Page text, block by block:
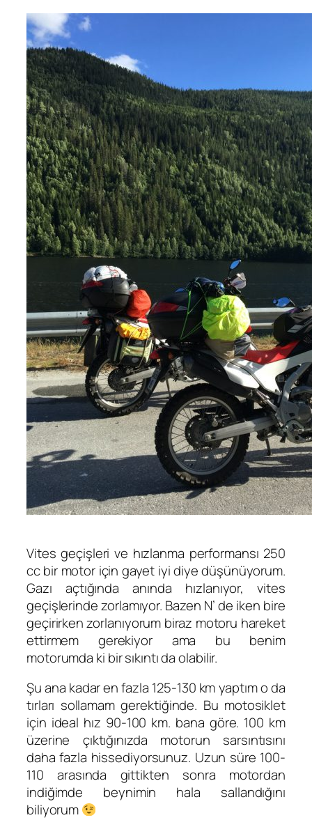
Vites geçişleri ve hızlanma performansı 250
cc bir motor için gayet iyi diye düşünüyorum.
Gazı açtığında anında hızlanıyor, vites
geçişlerinde zorlamıyor. Bazen N’ de iken bire
geçirirken zorlanıyorum biraz motoru hareket
ettirmem gerekiyor ama bu benim
motorumda ki bir sıkıntı da olabilir.
Şu ana kadar en fazla 125-130 km yaptım o da
tırları sollamam gerektiğinde. Bu motosiklet
için ideal hız 90-100 km. bana göre. 100 km
üzerine çıktığınızda motorun sarsıntısını
daha fazla hissediyorsunuz. Uzun süre 100-
110 arasında gittikten sonra motordan
indiğimde beynimin hala sallandığını
biliyorum